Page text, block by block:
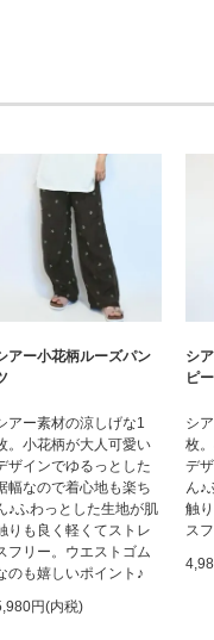
アー小花柄ルーズパン
アー素材の涼しげな1
。小花柄が大人可愛い
ザインでゆるっとした
幅なので着心地も楽ち
♪ふわっとした生地が肌
りも良く軽くてストレ
フリー。ウエストゴム
のも嬉しいポイント♪
円(内税)
シ
ピ
シ
枚
デ
ん♪
触
ス